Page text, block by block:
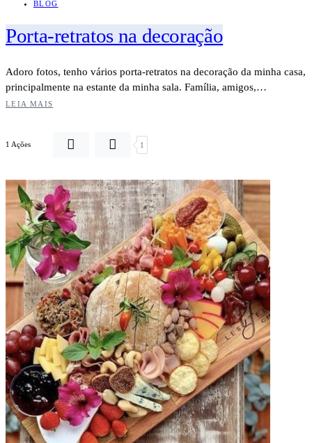
BLOG
Porta-retratos na decoração
Adoro fotos, tenho vários porta-retratos na decoração da minha casa,
principalmente na estante da minha sala. Família, amigos,…
LEIA MAIS
1 Ações 1